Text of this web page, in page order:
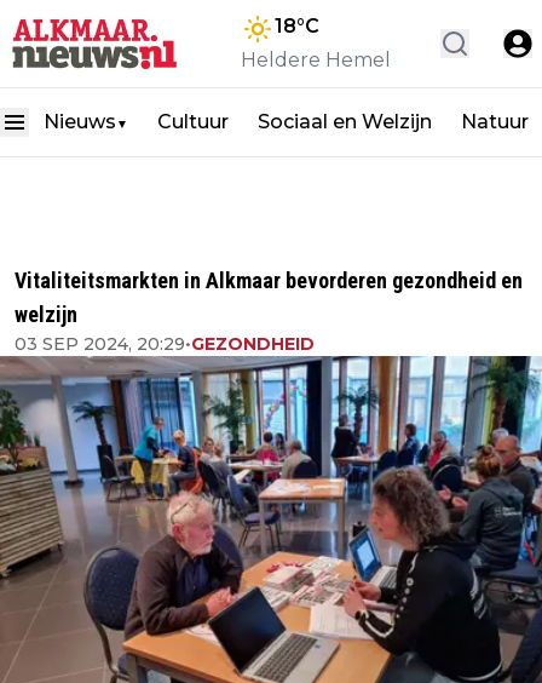
18°C
Heldere Hemel
Nieuws ▼ Cultuur Sociaal en Welzijn Natuur
Vitaliteitsmarkten in Alkmaar bevorderen gezondheid en
welzijn
03 SEP 2024, 20:29•GEZONDHEID